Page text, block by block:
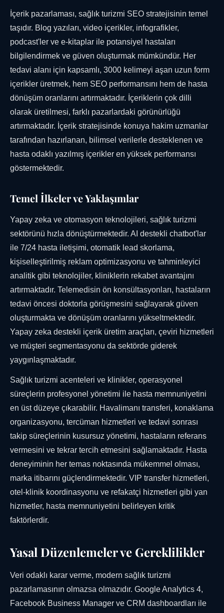
İçerik pazarlaması, sağlık turizmi SEO stratejisinin temel
taşıdır. Blog yazıları, video içerikler, infografikler,
podcast'ler ve e-kitaplar ile potansiyel hastaları
bilgilendirmek ve güven oluşturmak mümkündür. Her
tedavi alanı için kapsamlı, 3000 kelimeyi aşan uzun form
içerikler üretmek, hem SEO performansını hem de hasta
dönüşüm oranlarını artırmaktadır. İçeriklerin çok dilli
olarak üretilmesi, farklı pazarlardaki görünürlüğü
artırmaktadır. İçerik stratejisinde konuya hakim uzmanlar
tarafından hazırlanan, bilimsel verilerle desteklenen ve
hasta odaklı yazılmış içerikler en yüksek performansı
göstermektedir.
Temel İlkeler ve Yaklaşımlar
Yapay zeka ve otomasyon teknolojileri, sağlık turizmi
sektörünü hızla dönüştürmektedir. AI destekli chatbot'lar
ile 7/24 hasta iletişimi, otomatik lead skorlama,
kişiselleştirilmiş reklam optimizasyonu ve tahminleyici
analitik gibi teknolojiler, kliniklerin rekabet avantajını
artırmaktadır. Telemedisin ön konsültasyonları, hastaların
tedavi öncesi doktorla görüşmesini sağlayarak güven
oluşturmakta ve dönüşüm oranlarını yükseltmektedir.
Yapay zeka destekli içerik üretim araçları, çeviri hizmetleri
ve müşteri segmentasyonu da sektörde giderek
yaygınlaşmaktadır.
Sağlık turizmi acenteleri ve klinikler, operasyonel
süreçlerin profesyonel yönetimi ile hasta memnuniyetini
en üst düzeye çıkarabilir. Havalimanı transferi, konaklama
organizasyonu, tercüman hizmetleri ve tedavi sonrası
takip süreçlerinin kusursuz yönetimi, hastaların referans
vermesini ve tekrar tercih etmesini sağlamaktadır. Hasta
deneyiminin her temas noktasında mükemmel olması,
marka itibarını güçlendirmektedir. VIP transfer hizmetleri,
otel-klinik koordinasyonu ve refakatçi hizmetleri gibi yan
hizmetler, hasta memnuniyetini belirleyen kritik
faktörlerdir.
Yasal Düzenlemeler ve Gereklilikler
Veri odaklı karar verme, modern sağlık turizmi
pazarlamasının olmazsa olmazıdır. Google Analytics 4,
Facebook Business Manager ve CRM dashboardları ile